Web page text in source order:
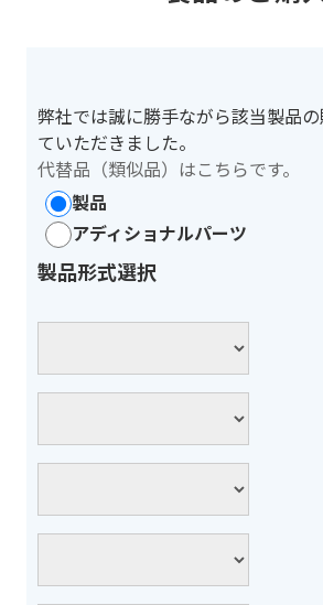
弊社では誠に勝手ながら該当製品
ていただきました。
代替品（類似品）はこちらです。
製品
アディショナルパーツ
製品形式選択